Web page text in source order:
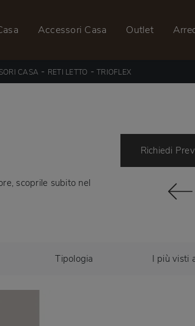
Accessori Casa Outlet
CASA - RETI LETTO -TRIOFLEX
scoprile subito nel
Richiedi
Tipologia I più visti